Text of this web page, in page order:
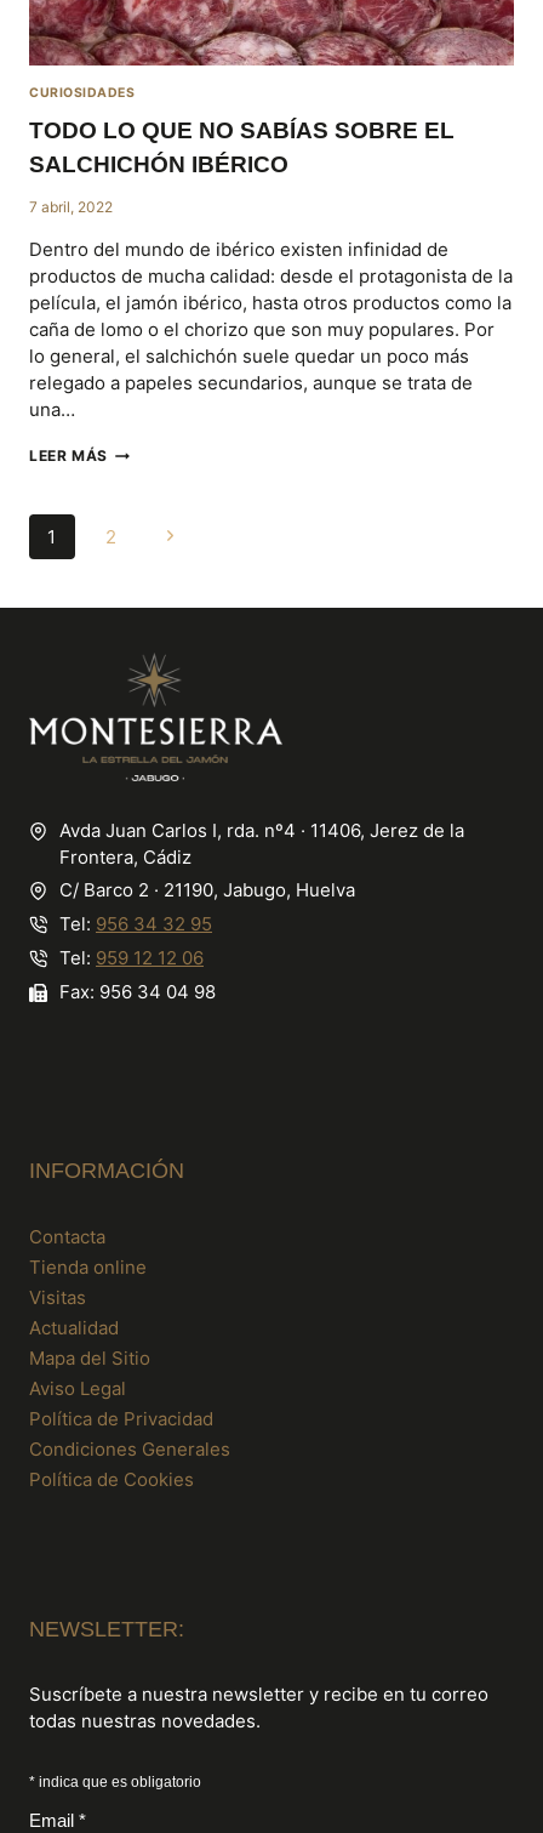
CURIOSIDADES
TODO LO QUE NO SABÍAS SOBRE EL
SALCHICHÓN IBÉRICO
7 abril, 2022
Dentro del mundo de ibérico existen infinidad de
productos de mucha calidad: desde el protagonista de la
película, el jamón ibérico, hasta otros productos como la
caña de lomo o el chorizo que son muy populares. Por
lo general, el salchichón suele quedar un poco más
relegado a papeles secundarios, aunque se trata de
una…
LEER MÁSTODO
SABÍAS
SALCHICHÓN
NAVEGACIÓN
1 2
Siguiente
Avda Juan Carlos I, rda. nº4 · 11406, Jerez de la
Frontera, Cádiz
C/ Barco 2 · 21190, Jabugo, Huelva
Tel: 956 34 32 95
Tel: 959 12 12 06
Fax: 956 34 04 98
INFORMACIÓN
Contacta
Tienda online
Visitas
Actualidad
Mapa del Sitio
Aviso Legal
Política de Privacidad
Condiciones Generales
Política de Cookies
NEWSLETTER:
Suscríbete a nuestra newsletter y recibe en tu correo
todas nuestras novedades.
* indica que es obligatorio
Email *